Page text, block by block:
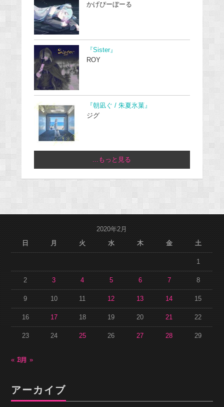
かげぴーぼーる
『Sister』
ROY
『朝凪ぐ / 朱夏氷菓』
ジグ
...もっと見る
2020年2月
日
月 火 水 木 金 土
1
2 3 4 5 6 7 8
9 10 11 12 13 14 15
16 17 18 19 20 21 22
23 24 25 26 27 28 29
« 1月3月 »
アーカイブ